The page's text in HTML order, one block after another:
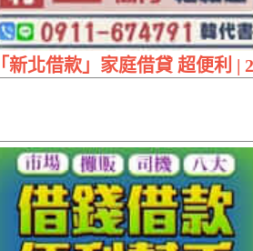
「新北借款」家庭借貸 超便利